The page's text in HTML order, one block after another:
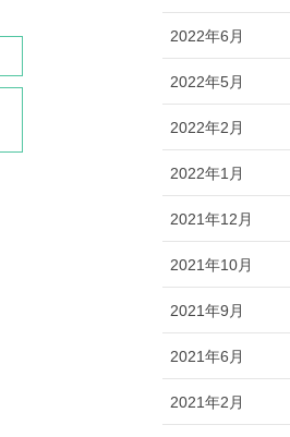
2022年6月
2022年5月
2022年2月
2022年1月
2021年12月
2021年10月
2021年9月
2021年6月
2021年2月